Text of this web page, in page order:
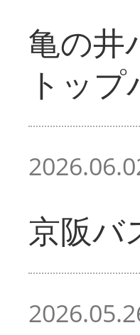
亀の
トッ
京阪